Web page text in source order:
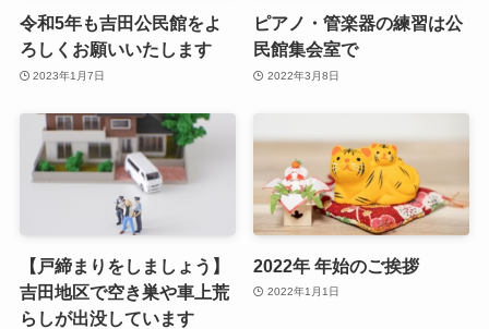
令和5年も吉田公民館をよ
ろしくお願いいたします
2023年1月7日
ピアノ・管楽器の練習は公
民館集会室で
2022年3月8日
【戸締まりをしましょう】
吉田地区で空き巣や車上荒
らしが出没しています
2022年 年始のご挨拶
2022年1月1日